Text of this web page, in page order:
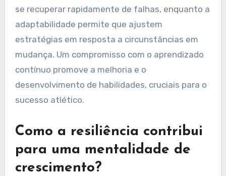
se recuperar rapidamente de falhas, enquanto a
adaptabilidade permite que ajustem
estratégias em resposta a circunstâncias em
mudança. Um compromisso com o aprendizado
contínuo promove a melhoria e o
desenvolvimento de habilidades, cruciais para o
sucesso atlético.
Como a resiliência contribui
para uma mentalidade de
crescimento?